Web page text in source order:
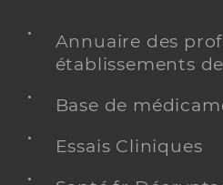
Annuaire des
établissements
Base de
Essais Cliniques